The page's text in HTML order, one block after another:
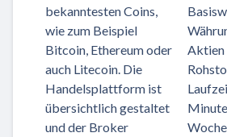
bekanntesten Coins,
wie zum Beispiel
Bitcoin, Ethereum oder
auch Litecoin. Die
Handelsplattform ist
übersichtlich gestaltet
und der Broker
Aktien